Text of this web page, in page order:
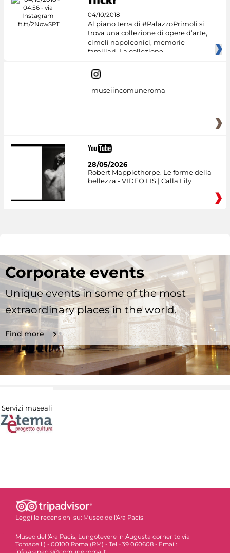
04/10/2018
Al piano terra di #PalazzoPrimoli si
trova una collezione di opere d’arte,
cimeli napoleonici, memorie
familiari. La collezione
museiincomuneroma
28/05/2026
Robert Mapplethorpe. Le forme della
bellezza - VIDEO LIS | Calla Lily
Corporate events
Unique events in some of the most
extraordinary places in the world.
Find more
Servizi museali
Leggi le recensioni su: Museo dell'Ara Pacis
Museo dell'Ara Pacis, Lungotevere in Augusta corner to via
Tomacelli) - 00100 Roma (RM) - Tel.+39 060608 - Email: